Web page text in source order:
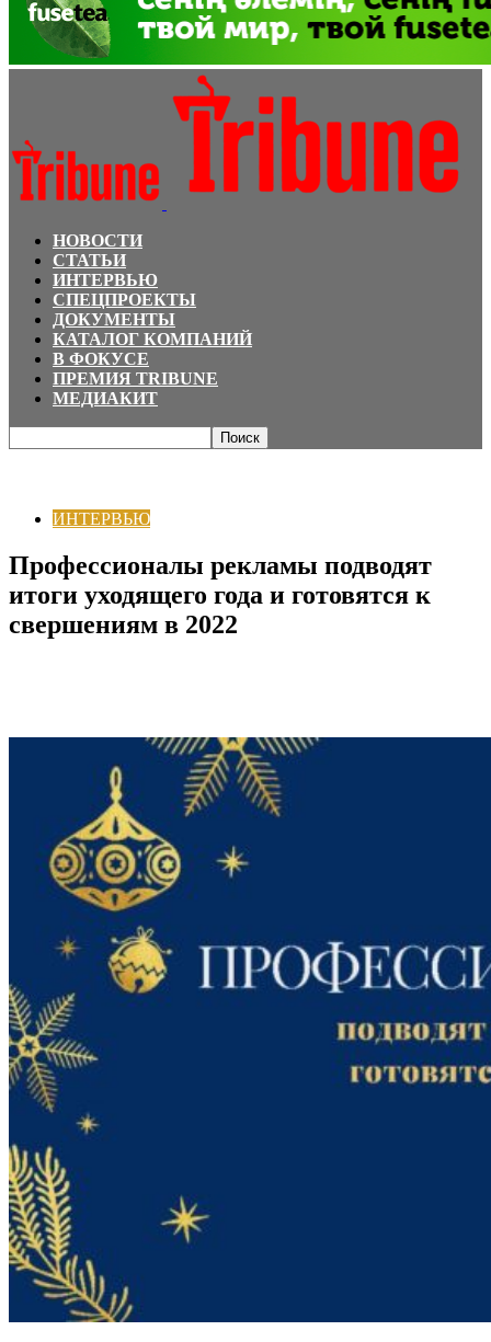
НОВОСТИ
СТАТЬИ
ИНТЕРВЬЮ
СПЕЦПРОЕКТЫ
ДОКУМЕНТЫ
КАТАЛОГ КОМПАНИЙ
В ФОКУСЕ
ПРЕМИЯ TRIBUNE
МЕДИАКИТ
ИНТЕРВЬЮ
Профессионалы рекламы подводят
итоги уходящего года и готовятся к
свершениям в 2022